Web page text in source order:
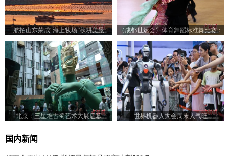
航拍山东荣成“海上牧场”秋耕美景
（成都世运会）体育舞蹈标准舞比赛：
23对选手赛场尽展舞姿
北京：三星堆古蜀艺术大展启幕 世界机器人大会周末人气旺
国内新闻